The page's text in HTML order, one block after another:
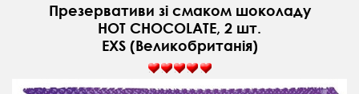
Презервативи зі смаком шоколаду
HOT CHOCOLATE, 2 шт.
EXS (Великобританія)